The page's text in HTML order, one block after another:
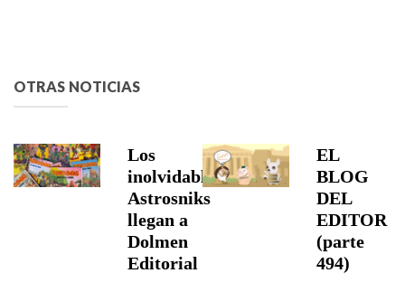
OTRAS NOTICIAS
Los
inolvidables
Astrosniks
llegan a
Dolmen
Editorial
EL
BLOG
DEL
EDITOR
(parte
494)